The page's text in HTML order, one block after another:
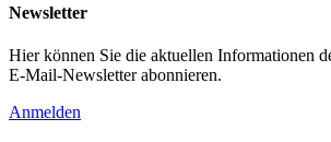
Newsletter
Hier können Sie die aktuellen Informationen
E-Mail-Newsletter abonnieren.
Anmelden